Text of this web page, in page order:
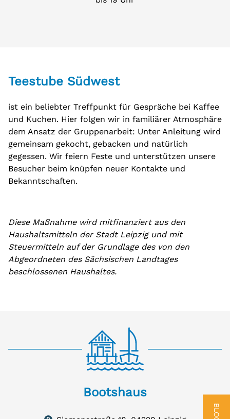
BLOG
Teestube Südwest
ist ein beliebter Treffpunkt für Gespräche bei Kaffee
und Kuchen. Hier folgen wir in familiärer Atmosphäre
dem Ansatz der Gruppenarbeit: Unter Anleitung wird
gemeinsam gekocht, gebacken und natürlich
gegessen. Wir feiern Feste und unterstützen unsere
Besucher beim knüpfen neuer Kontakte und
Bekanntschaften.
Diese Maßnahme wird mitfinanziert aus den
Haushaltsmitteln der Stadt Leipzig und mit
Steuermitteln auf der Grundlage des von den
Abgeordneten des Sächsischen Landtages
beschlossenen Haushaltes.
Bootshaus